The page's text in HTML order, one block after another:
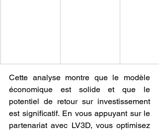
Cette analyse montre que le modèle
économique est solide et que le
potentiel de retour sur investissement
est significatif. En vous appuyant sur le
partenariat avec LV3D, vous optimisez